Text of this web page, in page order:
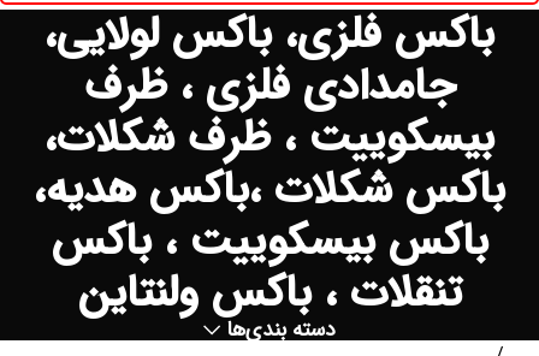
باکس فلزی، باکس لولایی،
جامدادی فلزی ، ظرف
بیسکوییت ، ظرف شکلات،
باکس شکلات ،باکس هدیه،
باکس بیسکوییت ، باکس
تنقلات ، باکس ولنتاین
دسته بندی‌ها